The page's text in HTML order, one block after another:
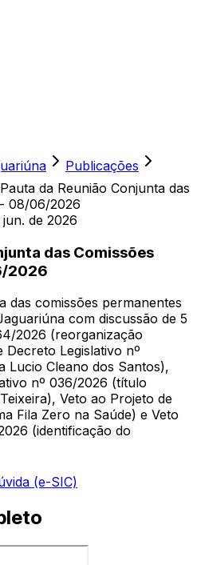
Publicações
Pauta da Reunião Conjunta das
08/06/2026
de 2026
das Comissões
2026
das comissões permanentes
com discussão de 5
2026 (reorganização
Decreto Legislativo nº
Lucio Cleano dos Santos),
nº 036/2026 (título
Veto ao Projeto de
Fila Zero na Saúde) e Veto
(identificação do
(e-SIC)